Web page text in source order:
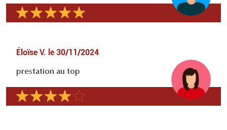
Éloïse V. le 30/11/2024
prestation au top